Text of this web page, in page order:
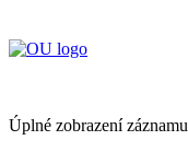
Úplné zobrazení záznamu